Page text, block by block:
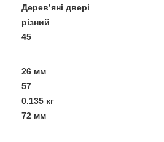
Дерев’яні двері
різний
45
26 мм
57
0.135 кг
72 мм